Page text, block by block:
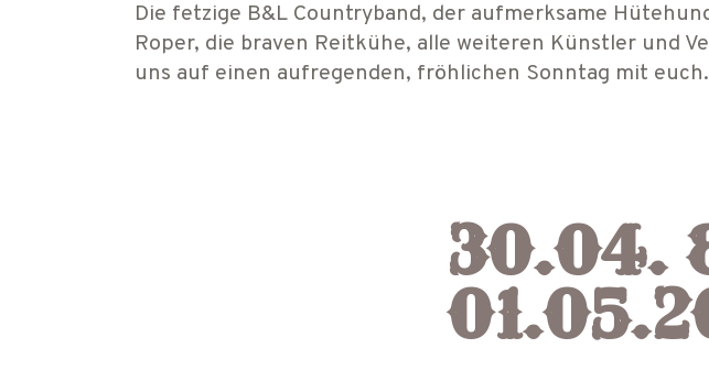
Die fetzige B&L Countryband, der aufmerksame
Roper, die braven Reitkühe, alle weiteren Künstler und
uns auf einen aufregenden, fröhlichen Sonntag mit euch.
30.04.